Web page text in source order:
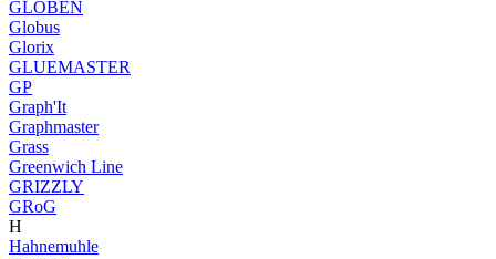
GLOBEN
Globus
Glorix
GLUEMASTER
GP
Graph'It
Graphmaster
Grass
Greenwich Line
GRIZZLY
GRoG
H
Hahnemuhle